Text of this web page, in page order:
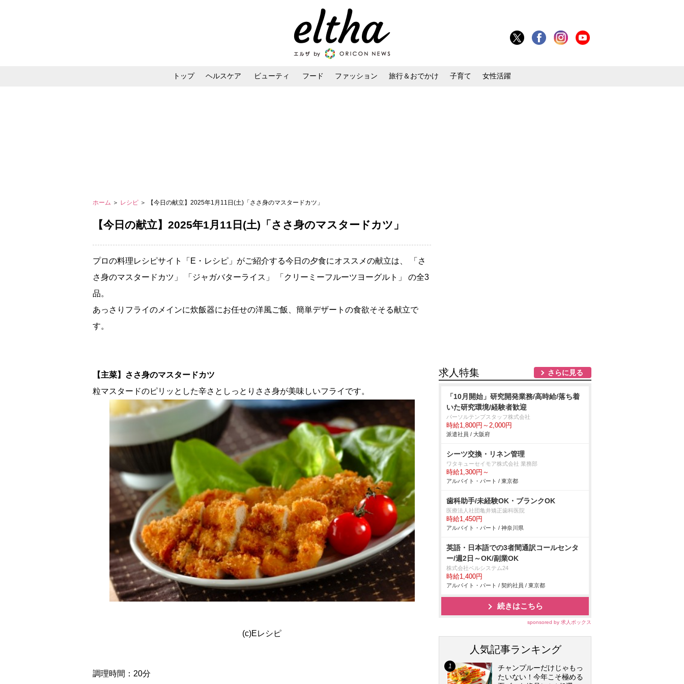
トップ ヘルスケア ビューティ フード ファッション 旅行＆おでかけ 子育て 女性活躍
ホーム ＞ レシピ ＞ 【今日の献立】2025年1月11日(土)「ささ身のマスタードカツ」
【今日の献立】2025年1月11日(土)「ささ身のマスタードカツ」
プロの料理レシピサイト「E・レシピ」がご紹介する今日の夕食にオススメの献立は、 「さ
さ身のマスタードカツ」 「ジャガバターライス」 「クリーミーフルーツヨーグルト」 の全3
品。
あっさりフライのメインに炊飯器にお任せの洋風ご飯、簡単デザートの食欲そそる献立で
す。
【主菜】ささ身のマスタードカツ
粒マスタードのピリッとした辛さとしっとりささ身が美味しいフライです。
(c)Eレシピ
調理時間：20分
求人特集 さらに見る
「10月開始」研究開発業務/高時給/落ち着
いた研究環境/経験者歓迎
パーソルテンプスタッフ株式会社
時給1,800円～2,000円
派遣社員 / 大阪府
シーツ交換・リネン管理
ワタキューセイモア株式会社 業務部
時給1,300円～
アルバイト・パート / 東京都
歯科助手/未経験OK・ブランクOK
医療法人社団亀井矯正歯科医院
時給1,450円
アルバイト・パート / 神奈川県
英語・日本語での3者間通訳コールセンタ
ー/週2日～OK/副業OK
株式会社ベルシステム24
時給1,400円
アルバイト・パート / 契約社員 / 東京都
続きはこちら
sponsored by 求人ボックス
人気記事ランキング
チャンプルーだけじゃもっ
たいない！今年こそ極める